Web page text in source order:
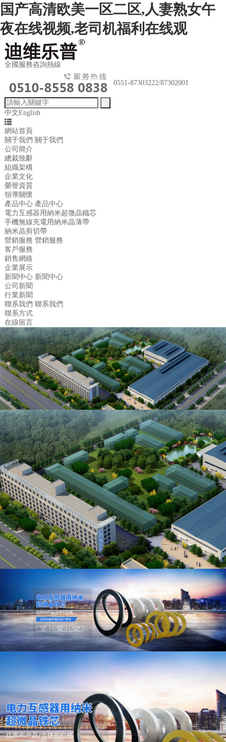
国产高清欧美一区二区,人妻熟女午
夜在线视频,老司机福利在线观
全國服務咨詢熱線
0551-87303222/87302001
中文English
網站首頁
關于我們 關于我們
公司簡介
總裁致辭
組織架構
企業文化
榮譽資質
領導關懷
產品中心 產品中心
電力互感器用納米超微晶鐵芯
手機無線充電用納米晶薄帶
納米晶剪切帶
營銷服務 營銷服務
客戶服務
銷售網絡
企業展示
新聞中心 新聞中心
公司新聞
行業新聞
聯系我們 聯系我們
聯系方式
在線留言